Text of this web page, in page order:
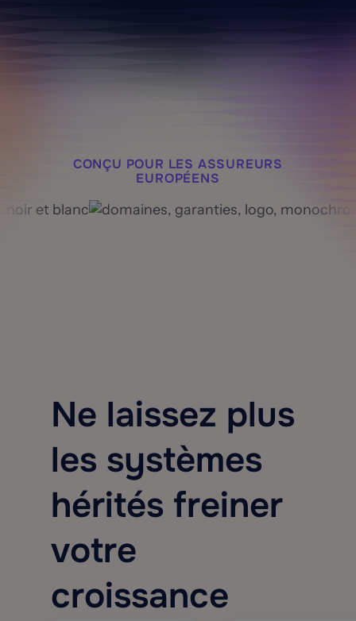
CONÇU POUR LES ASSUREURS
EUROPÉENS
Ne laissez plus
les systèmes
hérités freiner
votre
croissance